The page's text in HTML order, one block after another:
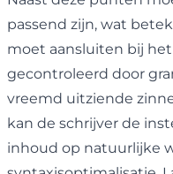
passend zijn, wat
moet aansluiten bij
gecontroleerd door
vreemd uitziende
kan de schrijver de
inhoud op natuurlijke